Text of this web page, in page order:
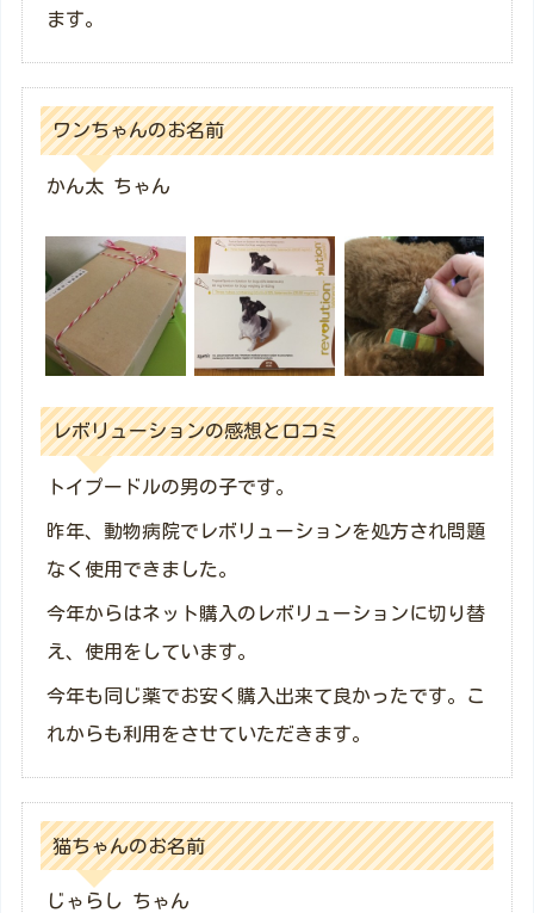
ます。
ワンちゃんのお名前
かん太 ちゃん
レボリューションの感想と口コミ
トイプードルの男の子です。
昨年、動物病院でレボリューションを処方され問題
なく使用できました。
今年からはネット購入のレボリューションに切り替
え、使用をしています。
今年も同じ薬でお安く購入出来て良かったです。こ
れからも利用をさせていただきます。
猫ちゃんのお名前
じゃらし ちゃん